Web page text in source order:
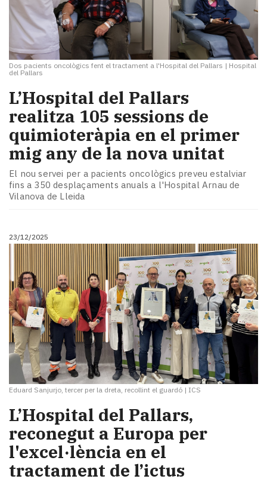
Dos pacients oncològics fent el tractament a l'Hospital del Pallars | Hospital
del Pallars
L’Hospital del Pallars
realitza 105 sessions de
quimioteràpia en el primer
mig any de la nova unitat
El nou servei per a pacients oncològics preveu estalviar
fins a 350 desplaçaments anuals a l'Hospital Arnau de
Vilanova de Lleida
23/12/2025
Eduard Sanjurjo, tercer per la dreta, recollint el guardó | ICS
L’Hospital del Pallars,
reconegut a Europa per
l'excel·lència en el
tractament de l’ictus